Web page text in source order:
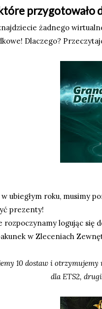
przygotowało
żadnego
Dlaczego?
ubiegłym roku, musimy
prezenty!
rozpoczynamy logując się
w Zleceniach
10 dostaw i otrzymujemy
dla ETS2,